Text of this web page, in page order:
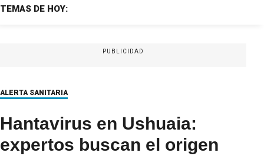
TEMAS DE HOY:
PUBLICIDAD
ALERTA SANITARIA
Hantavirus en Ushuaia:
expertos buscan el origen